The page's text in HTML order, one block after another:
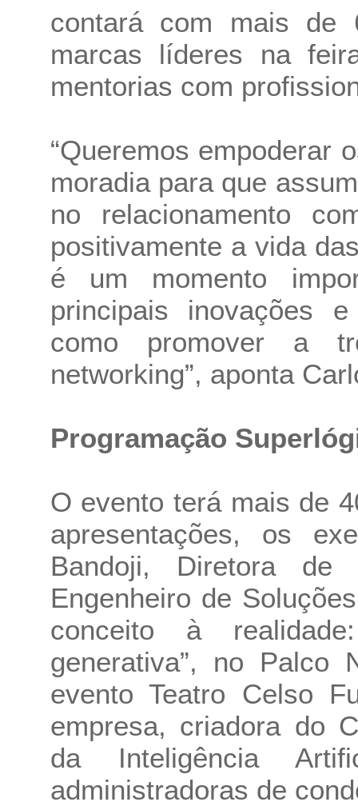
contará com mais de
marcas líderes na
mentorias com
“Queremos empoderar
moradia para que
no relacionamento
positivamente a vida
é um momento
principais inovações
como promover a
networking”, aponta
Programação
O evento terá mais de
apresentações, os
Bandoji, Diretora de
Engenheiro de
conceito à
generativa”, no Palco
evento Teatro Celso
empresa, criadora do
da Inteligência
administradoras de